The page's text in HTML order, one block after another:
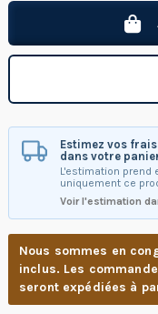
Estimez vos
dans votre
L'estimation prend
uniquement ce
Voir l'estimation
Nous sommes en
inclus. Les
seront expédiées à